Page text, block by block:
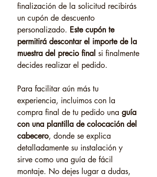
finalización de la solicitud recibirás
un cupón de descuento
personalizado. Este cupón te
permitirá descontar el importe de la
muestra del precio final si finalmente
decides realizar el pedido.
Para facilitar aún más tu
experiencia, incluimos con la
compra final de tu pedido una guía
con una plantilla de colocación del
cabecero, donde se explica
detalladamente su instalación y
sirve como una guía de fácil
montaje. No dejes lugar a dudas,